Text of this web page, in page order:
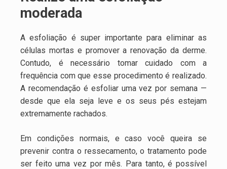
moderada
A esfoliação é super importante para eliminar as
células mortas e promover a renovação da derme.
Contudo, é necessário tomar cuidado com a
frequência com que esse procedimento é realizado.
A recomendação é esfoliar uma vez por semana —
desde que ela seja leve e os seus pés estejam
extremamente rachados.
Em condições normais, e caso você queira se
prevenir contra o ressecamento, o tratamento pode
ser feito uma vez por mês. Para tanto, é possível